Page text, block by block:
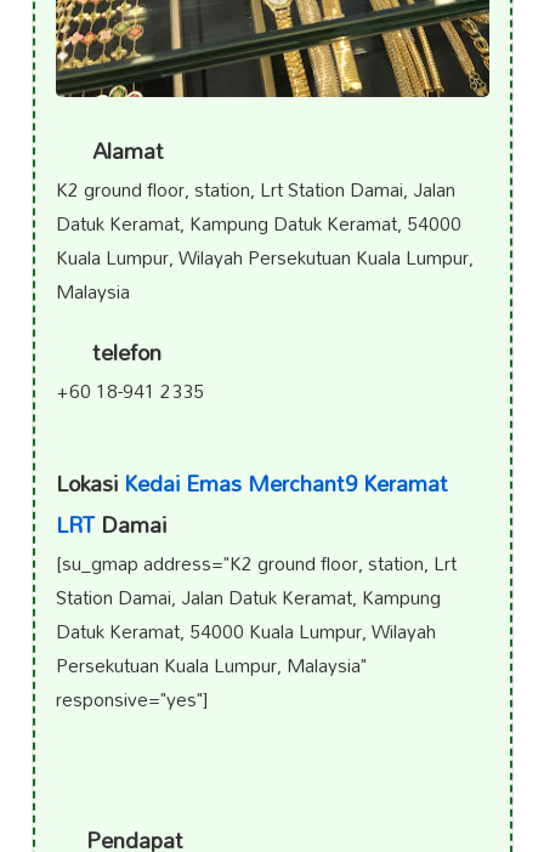
Alamat
K2 ground floor, station, Lrt Station Damai, Jalan
Datuk Keramat, Kampung Datuk Keramat, 54000
Kuala Lumpur, Wilayah Persekutuan Kuala Lumpur,
Malaysia
telefon
+60 18-941 2335
LokasiKedai Emas Merchant9 Keramat
LRTDamai
[su_gmap address="K2 ground floor, station, Lrt
Station Damai, Jalan Datuk Keramat, Kampung
Datuk Keramat, 54000 Kuala Lumpur, Wilayah
Persekutuan Kuala Lumpur, Malaysia"
responsive="yes"]
Pendapat